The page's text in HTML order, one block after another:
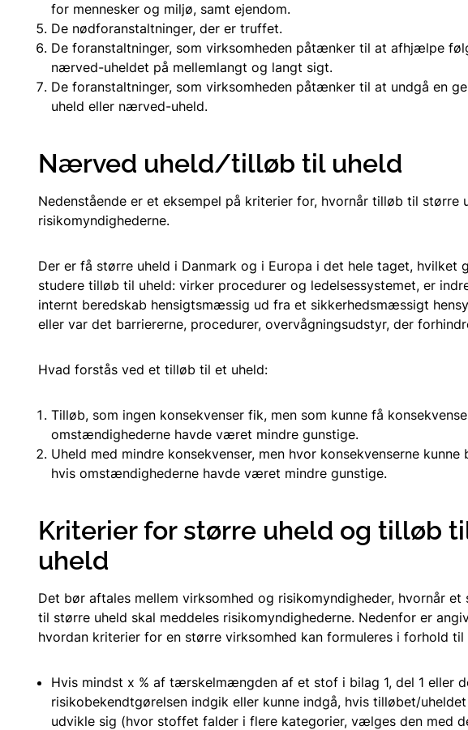
for mennesker og miljø, samt ejendom.
De nødforanstaltninger, der er truffet.
De foranstaltninger, som virksomheden påtænker til at afhjælpe
nærved-uheldet på mellemlangt og langt sigt.
De foranstaltninger, som virksomheden påtænker til at undgå en
uheld eller nærved-uheld.
Nærved uheld/tilløb til uheld
Nedenstående er et eksempel på kriterier for, hvornår tilløb til større
risikomyndighederne.
Der er få større uheld i Danmark og i Europa i det hele taget, hvilket
studere tilløb til uheld: virker procedurer og ledelsessystemet, er
internt beredskab hensigtsmæssig ud fra et sikkerhedsmæssigt
eller var det barriererne, procedurer, overvågningsudstyr, der
Hvad forstås ved et tilløb til et uheld:
Tilløb, som ingen konsekvenser fik, men som kunne få
omstændighederne havde været mindre gunstige.
Uheld med mindre konsekvenser, men hvor konsekvenserne kunne
hvis omstændighederne havde været mindre gunstige.
Kriterier for større uheld og tilløb
uheld
Det bør aftales mellem virksomhed og risikomyndigheder, hvornår
til større uheld skal meddeles risikomyndighederne. Nedenfor er
hvordan kriterier for en større virksomhed kan formuleres i forhold
Hvis mindst x % af tærskelmængden af et stof i bilag 1, del 1 eller
risikobekendtgørelsen indgik eller kunne indgå, hvis tilløbet/
udvikle sig (hvor stoffet falder i flere kategorier, vælges den med